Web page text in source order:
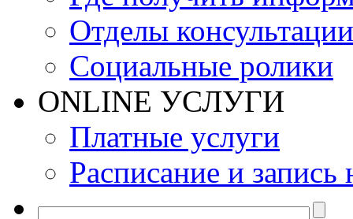
Отделы консультации
Социальные ролики
ONLINE УСЛУГИ
Платные услуги
Расписание и запись